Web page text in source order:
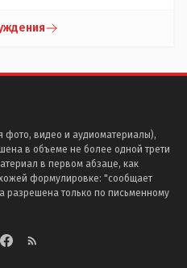
фото, видео и аудиоматериалы),
в объеме не более одной трети
в первом абзаце, как
формулировке: "сообщает
разрешена только по письменному